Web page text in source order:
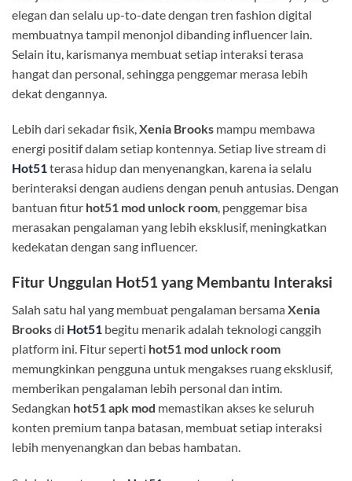
elegan dan selalu up-to-date dengan tren fashion digital
membuatnya tampil menonjol dibanding influencer lain.
Selain itu, karismanya membuat setiap interaksi terasa
hangat dan personal, sehingga penggemar merasa lebih
dekat dengannya.
Lebih dari sekadar fisik,Xenia Brooks mampu membawa
energi positif dalam setiap kontennya. Setiap live stream di
Hot51terasa hidup dan menyenangkan, karena ia selalu
berinteraksi dengan audiens dengan penuh antusias. Dengan
bantuan fitur hot51 mod unlock room, penggemar bisa
merasakan pengalaman yang lebih eksklusif, meningkatkan
kedekatan dengan sang influencer.
Fitur Unggulan Hot51 yang Membantu Interaksi
Salah satu hal yang membuat pengalaman bersamaXenia
Brooksdi Hot51 begitu menarik adalah teknologi canggih
platform ini. Fitur seperti hot51 mod unlock room
memungkinkan pengguna untuk mengakses ruang eksklusif,
memberikan pengalaman lebih personal dan intim.
Sedangkan hot51 apk mod memastikan akses ke seluruh
konten premium tanpa batasan, membuat setiap interaksi
lebih menyenangkan dan bebas hambatan.